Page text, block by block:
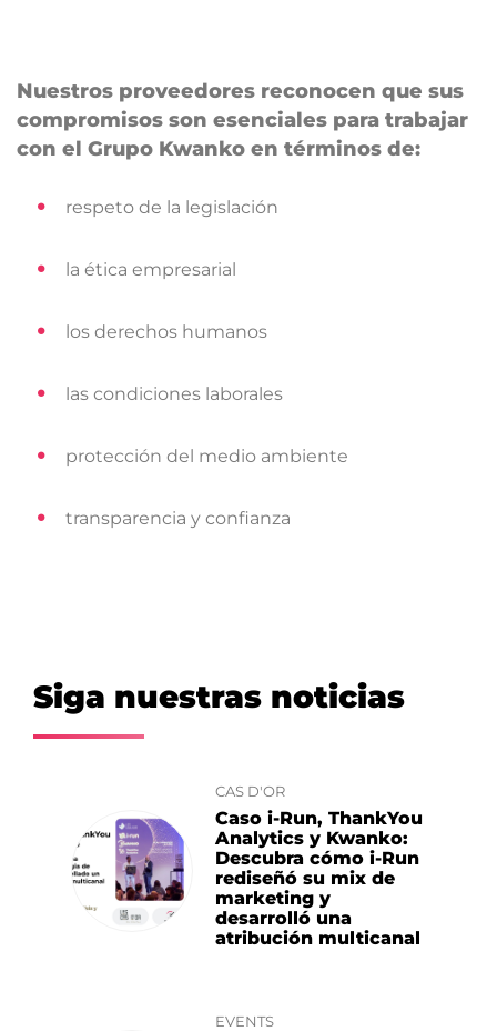
Nuestros proveedores reconocen que sus
compromisos son esenciales para trabajar
con el Grupo Kwanko en términos de:
respeto de la legislación
la ética empresarial
los derechos humanos
las condiciones laborales
protección del medio ambiente
transparencia y confianza
Siga nuestras noticias
CAS D'OR
Caso i-Run, ThankYou
Analytics y Kwanko:
Descubra cómo i-Run
rediseñó su mix de
marketing y
desarrolló una
atribución multicanal
EVENTS